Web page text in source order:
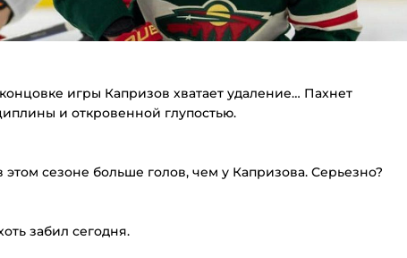
игры Капризов хватает удаление… Пахнет
и откровенной глупостью.
этом сезоне больше голов, чем у Капризова. Серьезно?
забил сегодня.